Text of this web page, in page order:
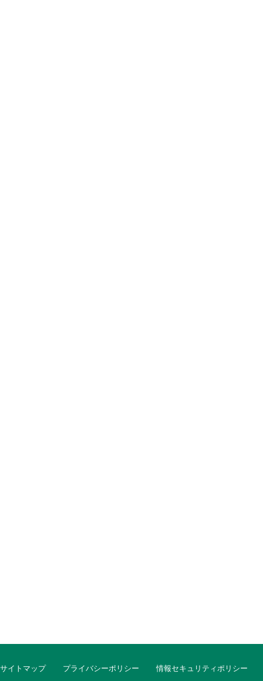
サイトマップ プライバシーポリシー 情報セキュリティポリシー